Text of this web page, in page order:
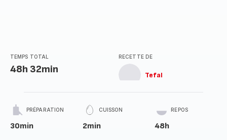
TEMPS TOTAL
48h 32min
RECETTE DE
Tefal
PRÉPARATION
30min
CUISSON
2min
REPOS
48h